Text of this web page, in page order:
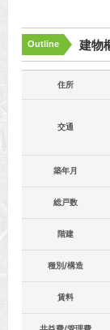
Outline 建物
住所
交通
築年月
総戸数
階建
種別/構造
賃料